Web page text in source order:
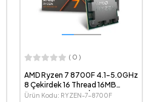
( 0 )
AMD Ryzen 7 8700F 4.1-5.0GHz
8 Çekirdek 16 Thread 16MB
Cache Soket AM5 İşlemci
Ürün Kodu: RYZEN-7-8700F